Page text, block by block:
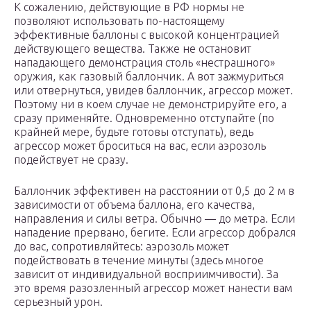
К сожалению, действующие в РФ нормы не
позволяют использовать по-настоящему
эффективные баллоны с высокой концентрацией
действующего вещества. Также не остановит
нападающего демонстрация столь «нестрашного»
оружия, как газовый баллончик. А вот зажмуриться
или отвернуться, увидев баллончик, агрессор может.
Поэтому ни в коем случае не демонстрируйте его, а
сразу применяйте. Одновременно отступайте (по
крайней мере, будьте готовы отступать), ведь
агрессор может броситься на вас, если аэрозоль
подействует не сразу.
Баллончик эффективен на расстоянии от 0,5 до 2 м в
зависимости от объема баллона, его качества,
направления и силы ветра. Обычно — до метра. Если
нападение прервано, бегите. Если агрессор добрался
до вас, сопротивляйтесь: аэрозоль может
подействовать в течение минуты (здесь многое
зависит от индивидуальной восприимчивости). За
это время разозленный агрессор может нанести вам
серьезный урон.